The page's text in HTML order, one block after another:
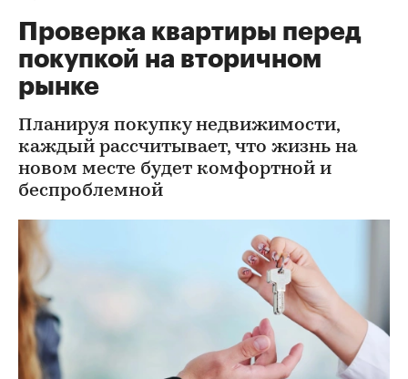
Проверка квартиры перед
покупкой на вторичном
рынке
Планируя покупку недвижимости,
каждый рассчитывает, что жизнь на
новом месте будет комфортной и
беспроблемной